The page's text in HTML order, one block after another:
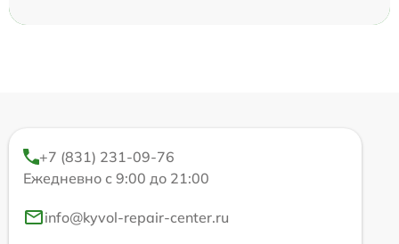
+7 (831) 231-09-76
Ежедневно с 9:00 до 21:00
info@kyvol-repair-center.ru